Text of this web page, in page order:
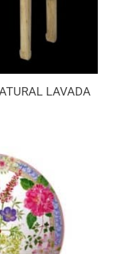
LAVADA